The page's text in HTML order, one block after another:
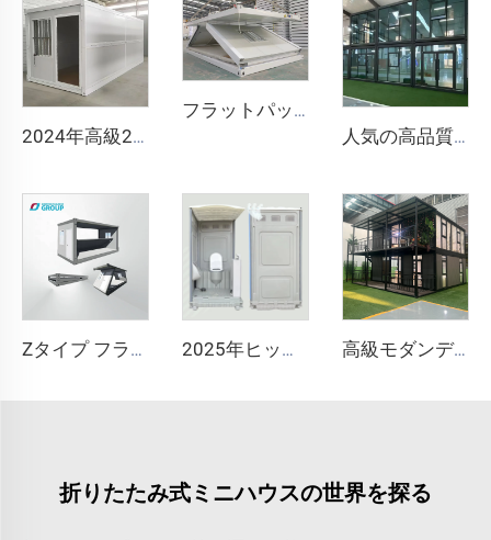
2024年高級20フィートプレハブ折りたたみコンテナハウス プレハブ住宅 折りたたみコンテナハウス販売中
フラットパック 予製 高速折りたたみ式 ポータブル モジュラー 20ft 40ft 折りたたみ式モバイルコンテナ ティニーハウス ホーム
人気の高品質ラグジュアリー折りたたみ住宅、予製式コンテナハウス、お買い得価格
Zタイプ フラットパック 折りたたみコンテナハウス 高品質 工場直販 迅速設置可能 プレハブオフィス 折りたたみハウス 2025年ヒット予想 HDPE モダンデザイン 携帯用公共トイレ フラップ式洗浄可能 プラスチック製モバイルポータトイレ 屋外バスルーム使用向け 高級モダンデザイン・2階建て・持ち運び可能な拡張式コンテナハウス・プレハブ小型モバイル住宅・内部にらせん階段付き
折りたたみ式ミニハウスの世界を探る